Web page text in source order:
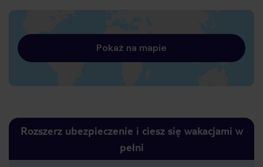
Pokaż na mapie
Rozszerz ubezpieczenie i ciesz się wakacjami w
pełni